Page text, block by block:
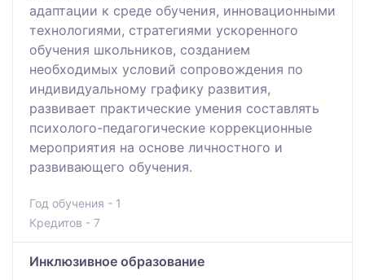
адаптации к среде обучения, инновационными
технологиями, стратегиями ускоренного
обучения школьников, созданием
необходимых условий сопровождения по
индивидуальному графику развития,
развивает практические умения составлять
психолого-педагогические коррекционные
мероприятия на основе личностного и
развивающего обучения.
Год обучения - 1
Кредитов - 7
Инклюзивное образование